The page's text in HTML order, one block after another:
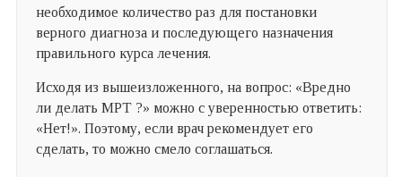
необходимое количество раз для постановки
верного диагноза и последующего назначения
правильного курса лечения.
Исходя из вышеизложенного, на вопрос: «Вредно
ли делать МРТ ?» можно с уверенностью ответить:
«Нет!». Поэтому, если врач рекомендует его
сделать, то можно смело соглашаться.